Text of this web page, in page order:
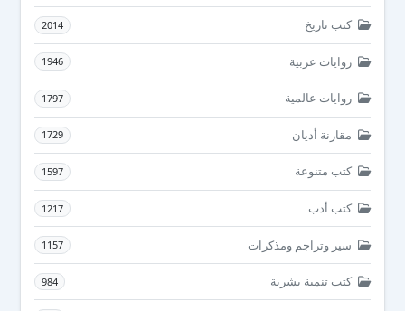
كتب تاريخ 2014
روايات عربية 1946
روايات عالمية 1797
مقارنة أديان 1729
كتب متنوعة 1597
كتب أدب 1217
سير وتراجم ومذكرات 1157
كتب تنمية بشرية 984